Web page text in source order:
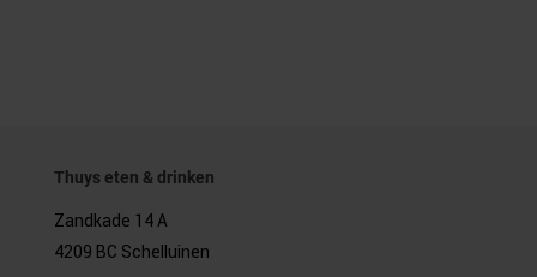
Thuys eten & drinken
Zandkade 14 A
4209 BC Schelluinen